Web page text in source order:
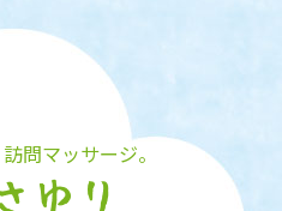
問マッサージ。